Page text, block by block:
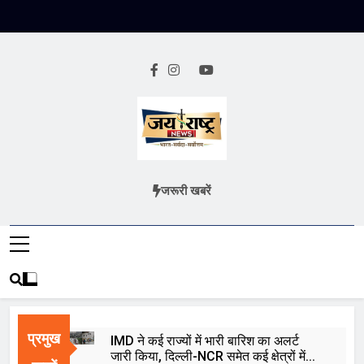
Jai Rashtra
हिंदी समाचार
जरूरी खबरें
प्रमुख
IMD ने कई राज्यों में भारी बारिश का अलर्ट
जारी किया, दिल्ली-NCR समेत कई क्षेत्रों में